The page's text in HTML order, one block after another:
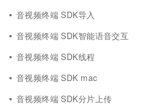
音视频终端 SDK导入
音视频终端 SDK智能语音交互
音视频终端 SDK线程
音视频终端 SDK mac
音视频终端 SDK分片上传